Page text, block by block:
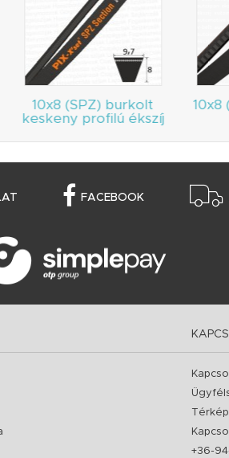
10x8 (SPZ) burkolt
keskeny profilú ékszíj
10x8
FACEBOOK
Térkép
+36-